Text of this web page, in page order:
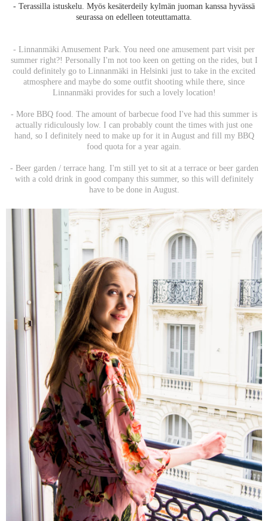
- Terassilla istuskelu. Myös kesäterdeily kylmän juoman kanssa hyvässä
seurassa on edelleen toteuttamatta.
- Linnanmäki Amusement Park. You need one amusement part visit per
summer right?! Personally I'm not too keen on getting on the rides, but I
could definitely go to Linnanmäki in Helsinki just to take in the excited
atmosphere and maybe do some outfit shooting while there, since
Linnanmäki provides for such a lovely location!
- More BBQ food. The amount of barbecue food I've had this summer is
actually ridiculously low. I can probably count the times with just one
hand, so I definitely need to make up for it in August and fill my BBQ
food quota for a year again.
- Beer garden / terrace hang. I'm still yet to sit at a terrace or beer garden
with a cold drink in good company this summer, so this will definitely
have to be done in August.